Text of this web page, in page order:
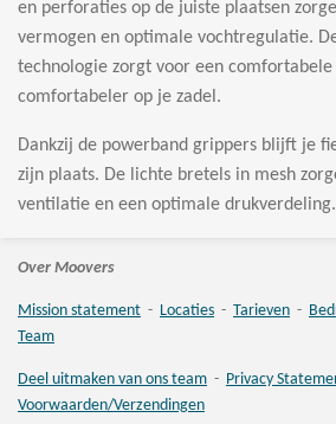
en perforaties op de juiste plaatsen
vermogen en optimale vochtregulatie.
technologie zorgt voor een
comfortabeler op je zadel.
Dankzij de powerband grippers blijft je
zijn plaats. De lichte bretels in mesh
ventilatie en een optimale drukverdeling.
Over Moovers
Mission statement - Locaties - Tarieven -
Team
Deel uitmaken van ons team - Privacy
Voorwaarden/Verzendingen